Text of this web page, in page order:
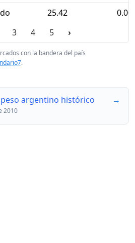
25.42
3 4 5 ›
con la bandera del país
.
argentino histórico
2010
→